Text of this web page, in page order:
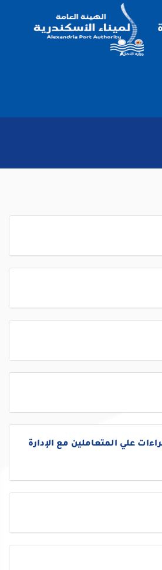
علي المتعاملين مع الإدارة